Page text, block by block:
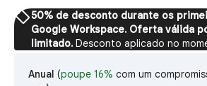
sell50% de desconto durante os
Google Workspace. Oferta válida
limitado. Desconto aplicado no
Anual (poupe 16% com um